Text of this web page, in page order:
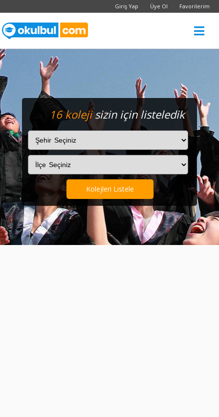
Giriş Yap Üye Ol Favorilerim
16 kolejisizin için listeledik
Kolejleri Listele